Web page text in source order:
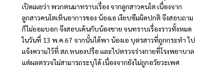
เปิดเผยว่า พวกตนมาทราบเรื่อง จากลูกสาวคนโต เนื่องจาก
ลูกสาวคนโตเห็นอาการของ น้องเอ เงียบซึมผิดปกติ จึงสอบถาม
ก็ไม่ยอมบอก จึงสอบเค้นกับน้องชาย จนทราบเรื่องราวทั้งหมด
ในวันที่ 13 พ.ค.67 จากนั้นได้พา น้องเอ บุตรสาวที่ถูกกระทำ ไป
แจ้งความไว้ที่ สภ.หนองปรือ และไปตรวจร่างกายที่โรงพยาบาล
แต่ผลตรวจไม่สามารถระบุได้ เนื่องจากยังไม่ถูกอวัยวะเพศ